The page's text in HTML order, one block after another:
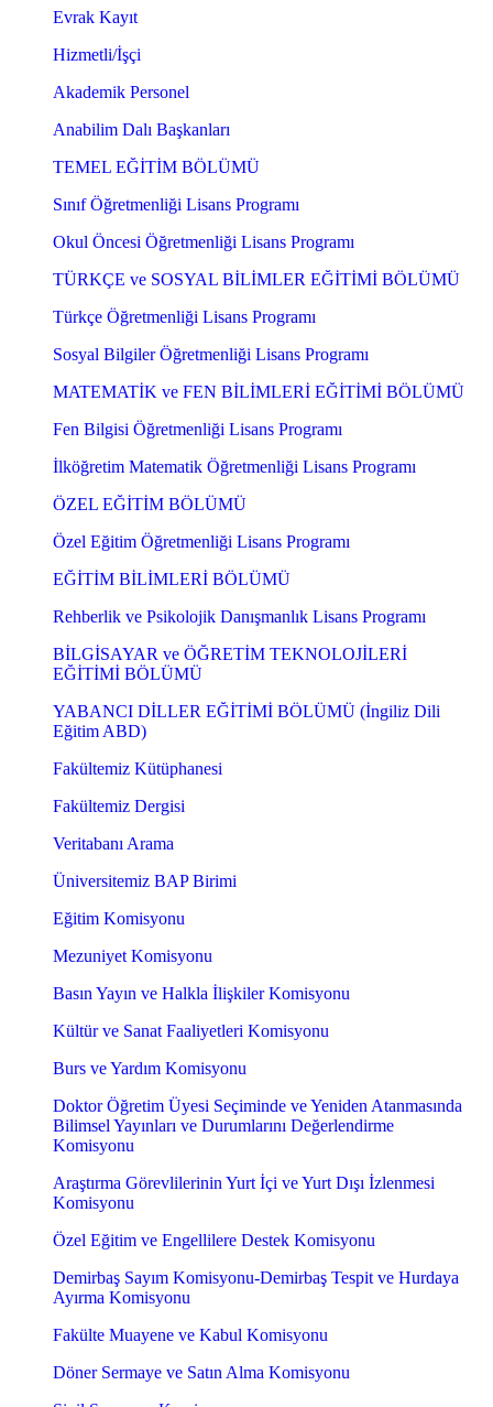
Evrak Kayıt
Hizmetli/İşçi
Akademik Personel
Anabilim Dalı Başkanları
TEMEL EĞİTİM BÖLÜMÜ
Sınıf Öğretmenliği Lisans Programı
Okul Öncesi Öğretmenliği Lisans Programı
TÜRKÇE ve SOSYAL BİLİMLER EĞİTİMİ BÖLÜMÜ
Türkçe Öğretmenliği Lisans Programı
Sosyal Bilgiler Öğretmenliği Lisans Programı
MATEMATİK ve FEN BİLİMLERİ EĞİTİMİ BÖLÜMÜ
Fen Bilgisi Öğretmenliği Lisans Programı
İlköğretim Matematik Öğretmenliği Lisans Programı
ÖZEL EĞİTİM BÖLÜMÜ
Özel Eğitim Öğretmenliği Lisans Programı
EĞİTİM BİLİMLERİ BÖLÜMÜ
Rehberlik ve Psikolojik Danışmanlık Lisans Programı
BİLGİSAYAR ve ÖĞRETİM TEKNOLOJİLERİ
EĞİTİMİ BÖLÜMÜ
YABANCI DİLLER EĞİTİMİ BÖLÜMÜ (İngiliz Dili
Eğitim ABD)
Fakültemiz Kütüphanesi
Fakültemiz Dergisi
Veritabanı Arama
Üniversitemiz BAP Birimi
Eğitim Komisyonu
Mezuniyet Komisyonu
Basın Yayın ve Halkla İlişkiler Komisyonu
Kültür ve Sanat Faaliyetleri Komisyonu
Burs ve Yardım Komisyonu
Doktor Öğretim Üyesi Seçiminde ve Yeniden Atanmasında
Bilimsel Yayınları ve Durumlarını Değerlendirme
Komisyonu
Araştırma Görevlilerinin Yurt İçi ve Yurt Dışı İzlenmesi
Komisyonu
Özel Eğitim ve Engellilere Destek Komisyonu
Demirbaş Sayım Komisyonu-Demirbaş Tespit ve Hurdaya
Ayırma Komisyonu
Fakülte Muayene ve Kabul Komisyonu
Döner Sermaye ve Satın Alma Komisyonu